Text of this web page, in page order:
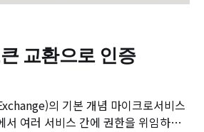
교환으로 인증
의 기본 개념 마이크로서비스
서 여러 서비스 간에 권한을 위임하거